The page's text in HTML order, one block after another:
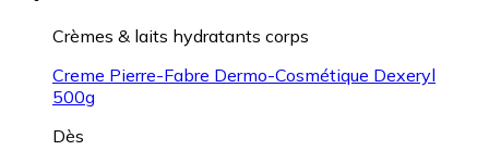
Crèmes & laits hydratants corps
Creme Pierre-Fabre Dermo-Cosmétique Dexeryl
500g
Dès